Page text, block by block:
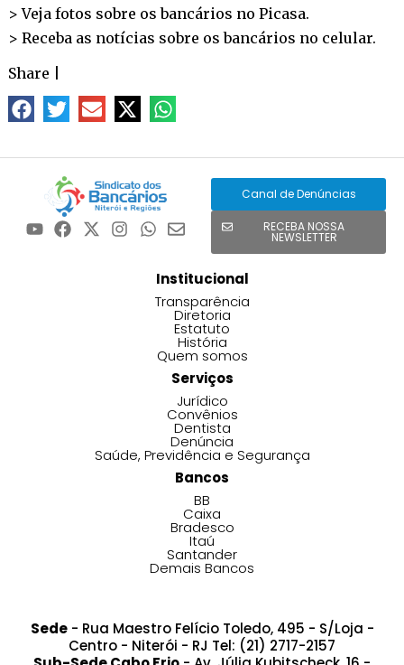
> Veja fotos sobre os bancários no Picasa.
> Receba as notícias sobre os bancários no celular.
Share
Canal de Denúncias
RECEBA NOSSA
NEWSLETTER
Institucional
Transparência
Diretoria
Estatuto
História
Quem somos
Serviços
Jurídico
Convênios
Dentista
Denúncia
Saúde, Previdência e Segurança
Bancos
BB
Caixa
Bradesco
Itaú
Santander
Demais Bancos
Sede- Rua Maestro Felício Toledo, 495 - S/Loja -
Centro - Niterói - RJ Tel: (21) 2717-2157